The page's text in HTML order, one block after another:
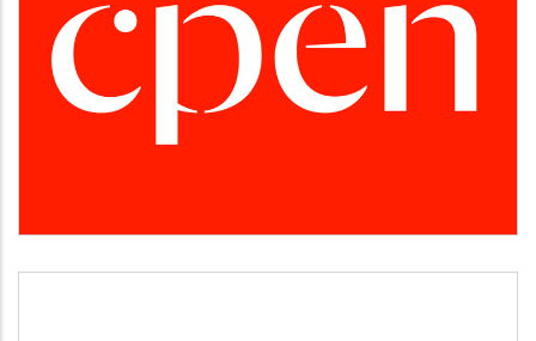
CPEN
Desarrollo empresarial